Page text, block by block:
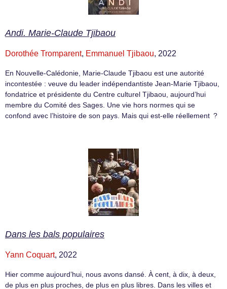
Andi. Marie-Claude Tjibaou
Dorothée Tromparent, Emmanuel Tjibaou, 2022
En Nouvelle-Calédonie, Marie-Claude Tjibaou est une autorité
incontestée : veuve du leader indépendantiste Jean-Marie Tjibaou,
fondatrice et présidente du Centre culturel Tjibaou, aujourd’hui
membre du Comité des Sages. Une vie hors normes qui se
confond avec l’histoire de son pays. Mais qui est-elle réellement ?
Dans les bals populaires
Yann Coquart, 2022
Hier comme aujourd’hui, nous avons dansé. À cent, à dix, à deux,
de plus en plus proches, de plus en plus libres. Dans les villes et